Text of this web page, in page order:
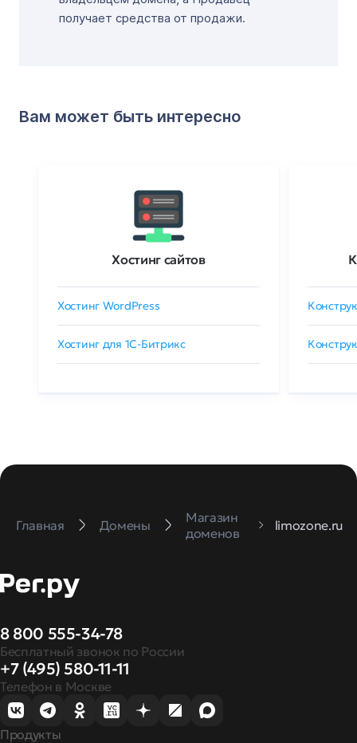
получает средства от продажи.
Вам может быть интересно
Хостинг сайтов
Хостинг WordPress
Хостинг для 1C-Битрикс
Главная Домены
Магазин
доменов
limozone.ru
8 800 555-34-78
Бесплатный звонок по России
+7 (495) 580-11-11
Телефон в Москве
Продукты